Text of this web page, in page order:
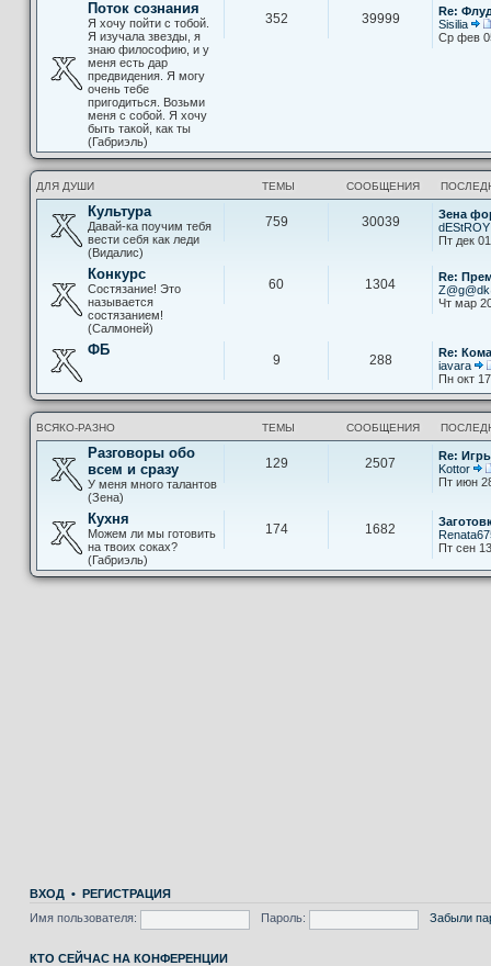
Поток сознания
Я хочу пойти с тобой.
Я изучала звезды, я
знаю философию, и у
меня есть дар
предвидения. Я могу
очень тебе
пригодиться. Возьми
меня с собой. Я хочу
быть такой, как ты
(Габриэль)
352 39999
Re:
Sisilia
Ср фев
ДЛЯ ДУШИ ТЕМЫ СООБЩЕНИЯ
Культура
Давай-ка поучим тебя
вести себя как леди
(Видалис)
759 30039
Зена
dEStROY
Пт дек
Конкурс
Состязание! Это
называется
состязанием!
(Салмоней)
60 1304
Re:
Чт мар
ФБ
9 288
Re:
iavara
Пн окт
ВСЯКО-РАЗНО ТЕМЫ СООБЩЕНИЯ
Разговоры обо
всем и сразу
У меня много талантов
(Зена)
129 2507
Re:
Kottor
Пт июн
Кухня
Можем ли мы готовить
на твоих соках?
(Габриэль)
174 1682
Пт сен
ВХОД • РЕГИСТРАЦИЯ
Имя пользователя:
Пароль: Забыли
КТО СЕЙЧАС НА КОНФЕРЕНЦИИ